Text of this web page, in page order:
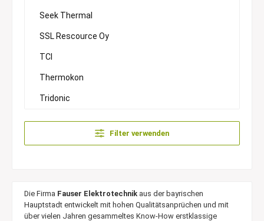
Seek Thermal
SSL Rescource Oy
TCI
Thermokon
Tridonic
Filter verwenden
Die Firma Fauser Elektrotechnik aus der bayrischen
Hauptstadt entwickelt mit hohen Qualitätsanprüchen und mit
über vielen Jahren gesammeltes Know-How erstklassige